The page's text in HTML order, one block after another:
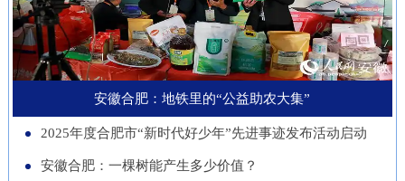
行。在开展正面宣传教育的同
时，该行也注重警示教育，特别
是面向党员领导干部开展“以案
示警、以案为戒、以案促改”专
题教育，着力构建“不敢腐、不
能腐、不想腐”的长效机制，引
成为“战略合作者”，合作模式也
从单纯的“买产品”向“引技术、
促升级”深化。今年安徽交易团
负责组织新兴产业相关单位参会
招商。这一切都服务于一个更精
准的目标：通过进博会，赋能安
超400万亩。近年来，安徽深入
贯彻落实习近平生态文明思想，
以国有林场改革为契机，通过创
新经营模式、拓展产业维度、深
化联农机制，让昔日“只守青山
通学院积极布局低空交通发展新
赛道，打造安徽省智慧交通大数
据分析与应用工程实验室等学科
交叉创新平台，联合头部企业开
展低空物流、城市应急等多应用
场景技术攻关。2025年，团
安徽合肥：地铁里的“公益助农大集”
2025年度合肥市“新时代好少年”先进事迹发布活动启动
安徽合肥：一棵树能产生多少价值？